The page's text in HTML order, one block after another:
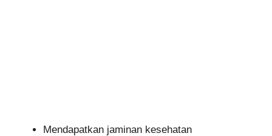
Mendapatkan jaminan kesehatan